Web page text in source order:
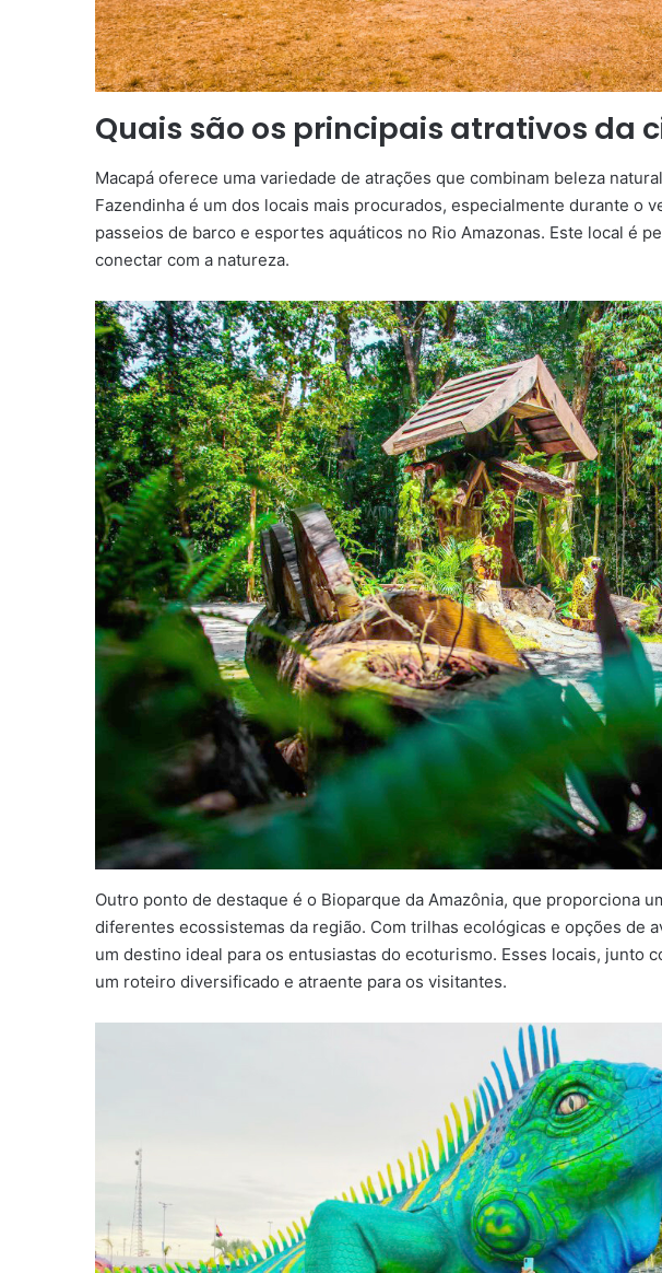
Quais são os principais atrativos da
Macapá oferece uma variedade de atrações que combinam beleza
Fazendinha é um dos locais mais procurados, especialmente durante o
passeios de barco e esportes aquáticos no Rio Amazonas. Este local é
conectar com a natureza.
Outro ponto de destaque é o Bioparque da Amazônia, que proporciona
diferentes ecossistemas da região. Com trilhas ecológicas e opções de
um destino ideal para os entusiastas do ecoturismo. Esses locais, junto
um roteiro diversificado e atraente para os visitantes.